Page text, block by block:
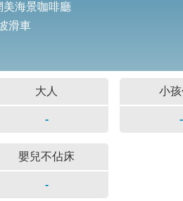
美海景咖啡廳
滑車
大人 小
- -
嬰兒不佔床
-